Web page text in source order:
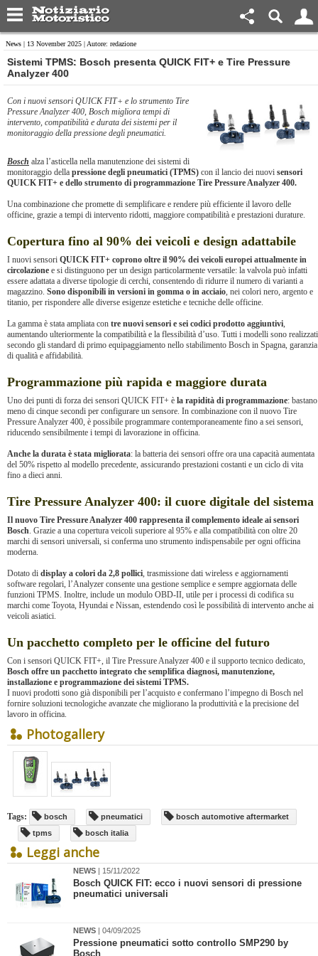
News | 13 November 2025 | Autore: redazione
​Sistemi TPMS: Bosch presenta QUICK FIT+ e Tire Pressure
Analyzer 400
Con i nuovi sensori QUICK FIT+ e lo strumento Tire
Pressure Analyzer 400, Bosch migliora tempi di
intervento, compatibilità e durata dei sistemi per il
monitoraggio della pressione degli pneumatici.
Bosch alza l’asticella nella manutenzione dei sistemi di
monitoraggio della pressione degli pneumatici (TPMS) con il lancio dei nuovi sensori
QUICK FIT+ e dello strumento di programmazione Tire Pressure Analyzer 400.
Una combinazione che promette di semplificare e rendere più efficiente il lavoro delle
officine, grazie a tempi di intervento ridotti, maggiore compatibilità e prestazioni durature.
Copertura fino al 90% dei veicoli e design adattabile
I nuovi sensori QUICK FIT+ coprono oltre il 90% dei veicoli europei attualmente in
circolazione e si distinguono per un design particolarmente versatile: la valvola può infatti
essere adattata a diverse tipologie di cerchi, consentendo di ridurre il numero di varianti a
magazzino. Sono disponibili in versioni in gomma o in acciaio, nei colori nero, argento e
titanio, per rispondere alle diverse esigenze estetiche e tecniche delle officine.
La gamma è stata ampliata con tre nuovi sensori e sei codici prodotto aggiuntivi,
aumentando ulteriormente la compatibilità e la flessibilità d’uso. Tutti i modelli sono realizzati
secondo gli standard di primo equipaggiamento nello stabilimento Bosch in Spagna, garanzia
di qualità e affidabilità.
Programmazione più rapida e maggiore durata
Uno dei punti di forza dei sensori QUICK FIT+ è la rapidità di programmazione: bastano
meno di cinque secondi per configurare un sensore. In combinazione con il nuovo Tire
Pressure Analyzer 400, è possibile programmare contemporaneamente fino a sei sensori,
riducendo sensibilmente i tempi di lavorazione in officina.
Anche la durata è stata migliorata: la batteria dei sensori offre ora una capacità aumentata
del 50% rispetto al modello precedente, assicurando prestazioni costanti e un ciclo di vita
fino a dieci anni.
Tire Pressure Analyzer 400: il cuore digitale del sistema
Il nuovo Tire Pressure Analyzer 400 rappresenta il complemento ideale ai sensori
Bosch. Grazie a una copertura veicoli superiore al 95% e alla compatibilità con oltre 20
marchi di sensori universali, si conferma uno strumento indispensabile per ogni officina
moderna.
Dotato di display a colori da 2,8 pollici, trasmissione dati wireless e aggiornamenti
software regolari, l’Analyzer consente una gestione semplice e sempre aggiornata delle
funzioni TPMS. Inoltre, include un modulo OBD-II, utile per i processi di codifica su
marchi come Toyota, Hyundai e Nissan, estendendo così le possibilità di intervento anche ai
veicoli asiatici.
Un pacchetto completo per le officine del futuro
Con i sensori QUICK FIT+, il Tire Pressure Analyzer 400 e il supporto tecnico dedicato,
Bosch offre un pacchetto integrato che semplifica diagnosi, manutenzione,
installazione e programmazione dei sistemi TPMS.
I nuovi prodotti sono già disponibili per l’acquisto e confermano l’impegno di Bosch nel
fornire soluzioni tecnologiche avanzate che migliorano la produttività e la precisione del
lavoro in officina.
Photogallery
Tags: bosch pneumatici
bosch automotive aftermarket
tpms
bosch italia
Leggi anche
NEWS | 15/11/2022
​Bosch QUICK FIT: ecco i nuovi sensori di pressione
pneumatici universali
NEWS | 04/09/2025
​Pressione pneumatici sotto controllo SMP290 by
Bosch